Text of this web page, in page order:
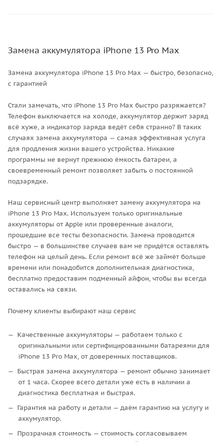
Замена аккумулятора iPhone 13 Pro Max
Замена аккумулятора iPhone 13 Pro Max — быстро, безопасно,
с гарантией
Стали замечать, что iPhone 13 Pro Max быстро разряжается?
Телефон выключается на холоде, аккумулятор держит заряд
всё хуже, а индикатор заряда ведёт себя странно? В таких
случаях замена аккумулятора — самая эффективная услуга
для продления жизни вашего устройства. Никакие
программы не вернут прежнюю ёмкость батареи, а
своевременный ремонт позволяет забыть о постоянной
подзарядке.
Наш сервисный центр выполняет замену аккумулятора на
iPhone 13 Pro Max. Используем только оригинальные
аккумуляторы от Apple или проверенные аналоги,
прошедшие все тесты безопасности. Замена проводится
быстро — в большинстве случаев вам не придётся оставлять
телефон на целый день. Если ремонт всё же займёт больше
времени или понадобится дополнительная диагностика,
бесплатно предоставим подменный айфон, чтобы вы всегда
оставались на связи.
Почему клиенты выбирают наш сервис
Качественные аккумуляторы — работаем только с
оригинальными или сертифицированными батареями для
iPhone 13 Pro Max, от доверенных поставщиков.
Быстрая замена аккумулятора — ремонт обычно занимает
от 1 часа. Скорее всего детали уже есть в наличии а
диагностика бесплатная и быстрая.
Гарантия на работу и детали — даём гарантию на услугу и
аккумулятор.
Прозрачная стоимость — стоимость согласовываем